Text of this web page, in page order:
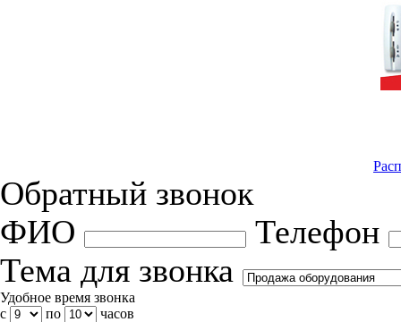
Обратный звонок
ФИО
Телефон
Тема для звонка
Удобное время звонка
с
по часов